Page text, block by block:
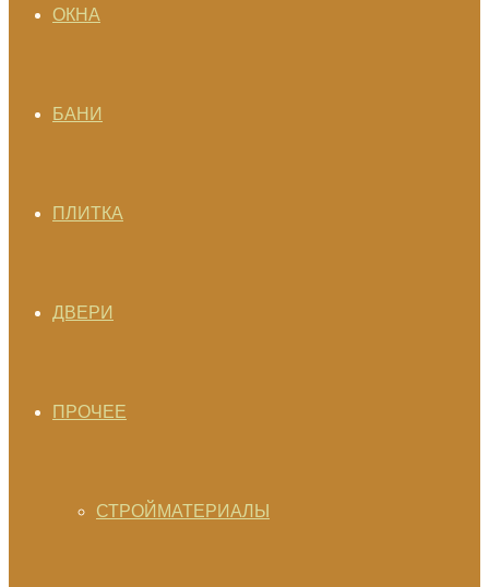
ОКНА
БАНИ
ПЛИТКА
ДВЕРИ
ПРОЧЕЕ
СТРОЙМАТЕРИАЛЫ